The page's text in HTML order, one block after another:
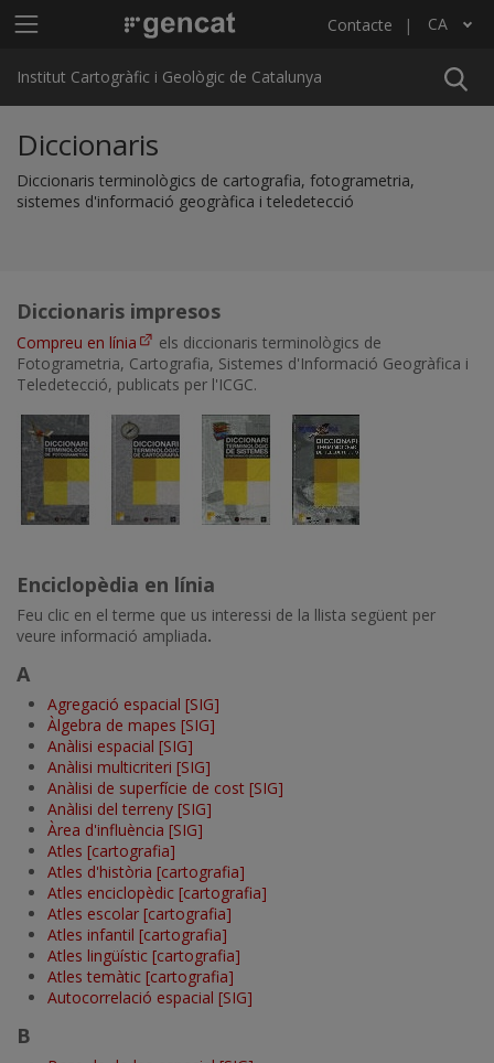
Menú principal ICGC Contacte CA
Llista les accions addicionals
Institut Cartogràfic i Geològic de Catalunya
Diccionaris
Diccionaris terminològics de cartografia, fotogrametria,
sistemes d'informació geogràfica i teledetecció
Diccionaris impresos
Compreu en línia
els diccionaris terminològics de
Fotogrametria, Cartografia, Sistemes d'Informació Geogràfica i
Teledetecció, publicats per l'ICGC.
Enciclopèdia en línia
Feu clic en el terme que us interessi de la llista següent per
veure informació ampliada.
A
Agregació espacial [SIG]
Àlgebra de mapes [SIG]
Anàlisi espacial [SIG]
Anàlisi multicriteri [SIG]
Anàlisi de superfície de cost [SIG]
Anàlisi del terreny [SIG]
Àrea d'influència [SIG]
Atles [cartografia]
Atles d'història [cartografia]
Atles enciclopèdic [cartografia]
Atles escolar [cartografia]
Atles infantil [cartografia]
Atles lingüístic [cartografia]
Atles temàtic [cartografia]
Autocorrelació espacial [SIG]
B